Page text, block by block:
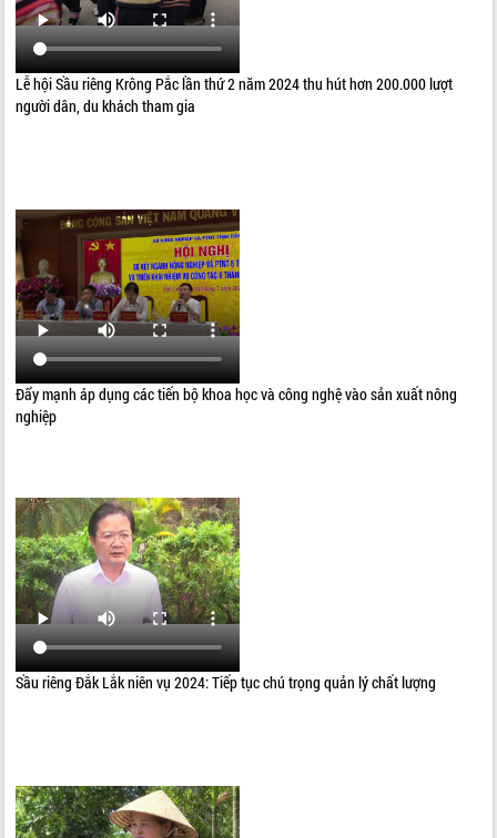
Lễ hội Sầu riêng Krông Pắc lần thứ 2 năm 2024 thu hút hơn 200.000 lượt
người dân, du khách tham gia
Đẩy mạnh áp dụng các tiến bộ khoa học và công nghệ vào sản xuất nông
nghiệp
Sầu riêng Đắk Lắk niên vụ 2024: Tiếp tục chú trọng quản lý chất lượng